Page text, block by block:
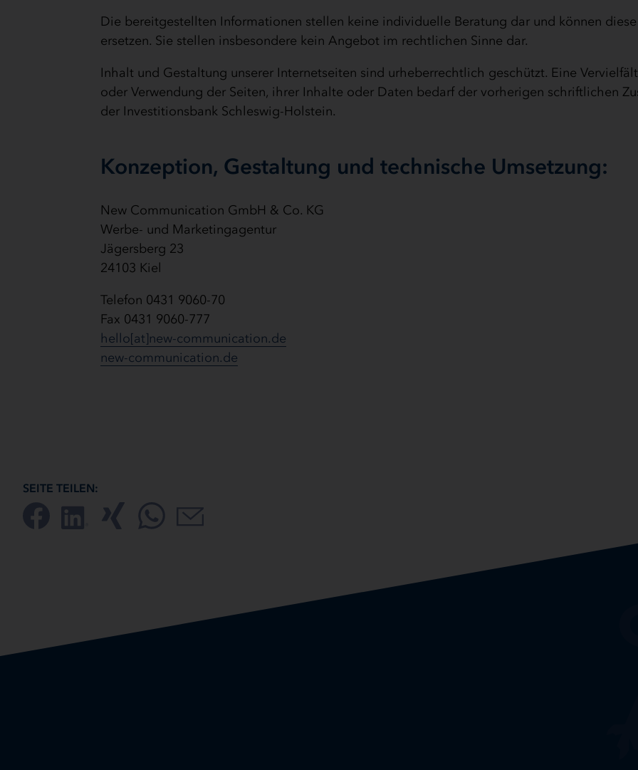
Die bereitgestellten Informationen stellen keine individuelle Beratung dar und können
ersetzen. Sie stellen insbesondere kein Angebot im rechtlichen Sinne dar.
Inhalt und Gestaltung unserer Internetseiten sind urheberrechtlich geschützt. Eine
oder Verwendung der Seiten, ihrer Inhalte oder Daten bedarf der vorherigen schriftlichen
der Investitionsbank Schleswig-Holstein.
Konzeption, Gestaltung und technische Umsetzung:
New Communication GmbH & Co. KG
Werbe- und Marketingagentur
Jägersberg 23
24103 Kiel
Telefon 0431 9060-70
Fax 0431 9060-777
hello[at]new-communication.de
new-communication.de
SEITE TEILEN: